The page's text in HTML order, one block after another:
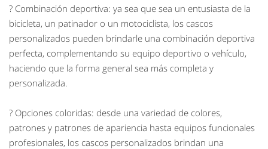
? Combinación deportiva: ya sea que sea un entusiasta de la
bicicleta, un patinador o un motociclista, los cascos
personalizados pueden brindarle una combinación deportiva
perfecta, complementando su equipo deportivo o vehículo,
haciendo que la forma general sea más completa y
personalizada.
? Opciones coloridas: desde una variedad de colores,
patrones y patrones de apariencia hasta equipos funcionales
profesionales, los cascos personalizados brindan una